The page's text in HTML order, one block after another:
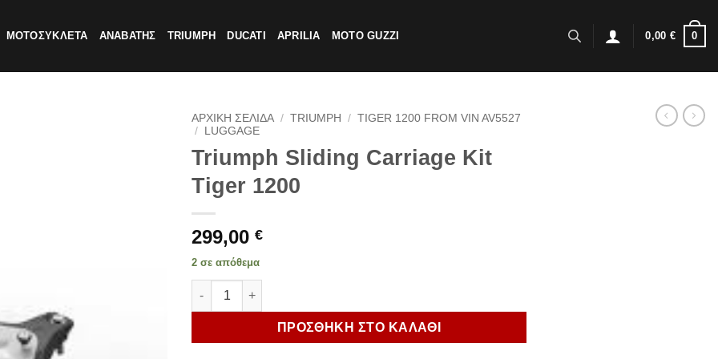
ΜΟΤΟΣΥΚΛΕΤΑ ΑΝΑΒΑΤΗΣ TRIUMPH DUCATI APRILIA MOTO GUZZI 0,00 € 0
ΑΡΧΙΚΗ ΣΕΛΙΔΑ / TRIUMPH / TIGER 1200 FROM VIN AV5527
/
LUGGAGE
Triumph Sliding Carriage Kit
Tiger 1200
299,00 €
2 σε απόθεμα
Triumph Sliding Carriage Kit Tiger 1200 ποσότητα
ΠΡΟΣΘΗΚΗ ΣΤΟ ΚΑΛΑΘΙ